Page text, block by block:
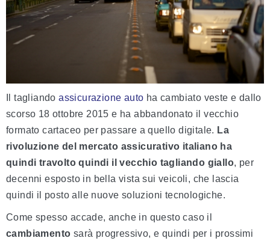
Il tagliandoassicurazione auto ha cambiato veste e dallo
scorso 18 ottobre 2015 e ha abbandonato il vecchio
formato cartaceo per passare a quello digitale. La
rivoluzione del mercato assicurativo italiano ha
quindi travolto quindi il vecchio tagliando giallo, per
decenni esposto in bella vista sui veicoli, che lascia
quindi il posto alle nuove soluzioni tecnologiche.
Come spesso accade, anche in questo caso il
cambiamento sarà progressivo, e quindi per i prossimi